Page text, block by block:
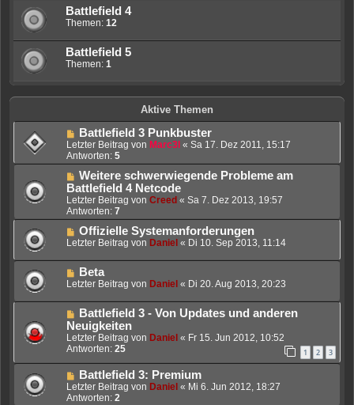
Battlefield 4
Themen: 12
Battlefield 5
Themen: 1
Aktive Themen
Battlefield 3 Punkbuster
Letzter Beitrag von Marc3l « Sa 17. Dez 2011, 15:17
Antworten: 5
Weitere schwerwiegende Probleme am
Battlefield 4 Netcode
Letzter Beitrag von Creed « Sa 7. Dez 2013, 19:57
Antworten: 7
Offizielle Systemanforderungen
Letzter Beitrag von Daniel « Di 10. Sep 2013, 11:14
Beta
Letzter Beitrag von Daniel « Di 20. Aug 2013, 20:23
Battlefield 3 - Von Updates und anderen
Neuigkeiten
Letzter Beitrag von Daniel « Fr 15. Jun 2012, 10:52
Antworten: 25 1 2 3
Battlefield 3: Premium
Letzter Beitrag von Daniel « Mi 6. Jun 2012, 18:27
Antworten: 2